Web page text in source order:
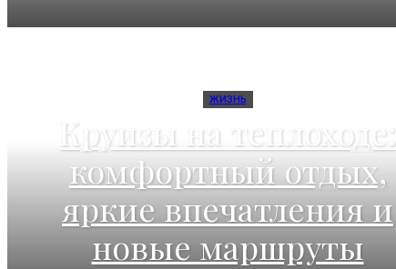
ЖИЗНЬ
Круизы на теплоходе:
комфортный отдых,
яркие впечатления и
новые маршруты